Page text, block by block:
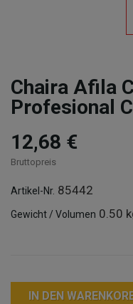
Chaira Afila
Profesional
12,68 €
Bruttopreis
Artikel-Nr. 85442
Gewicht / Volumen 0.50
IN DEN